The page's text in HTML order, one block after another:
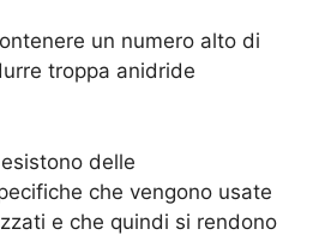
un numero alto di
troppa anidride
delle
che vengono usate
e che quindi si rendono